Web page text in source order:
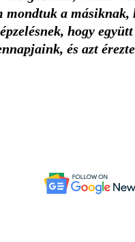
mondtuk a
hogy
és azt